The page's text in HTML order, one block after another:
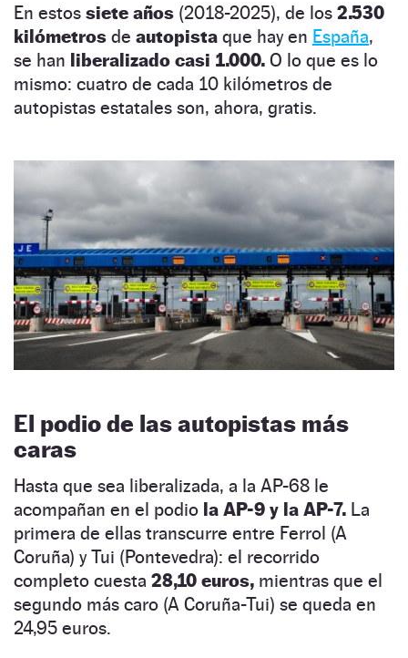
En estos siete años (2018-2025), de los 2.530
kilómetros de autopista que hay en España,
se han liberalizado casi 1.000. O lo que es lo
mismo: cuatro de cada 10 kilómetros de
autopistas estatales son, ahora, gratis.
El podio de las autopistas más
caras
Hasta que sea liberalizada, a la AP-68 le
acompañan en el podio la AP-9 y la AP-7. La
primera de ellas transcurre entre Ferrol (A
Coruña) y Tui (Pontevedra): el recorrido
completo cuesta 28,10 euros, mientras que el
segundo más caro (A Coruña-Tui) se queda en
24,95 euros.